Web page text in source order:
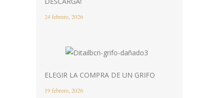
24 febrero, 2026
ELEGIR LA COMPRA DE UN GRIFO
19 febrero, 2026